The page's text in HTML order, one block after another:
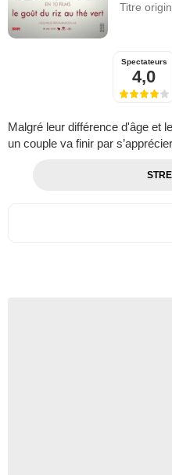
Titre
Spectateurs
4,0
Malgré leur différence d'âge et
un couple va finir par